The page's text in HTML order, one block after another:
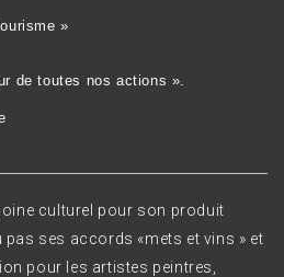
»
de toutes nos actions ».
culturel pour son produit
ses accords «mets et vins » et
pour les artistes peintres,